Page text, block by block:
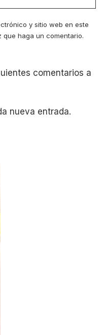
y sitio web en este
haga un comentario.
comentarios a
nueva entrada.